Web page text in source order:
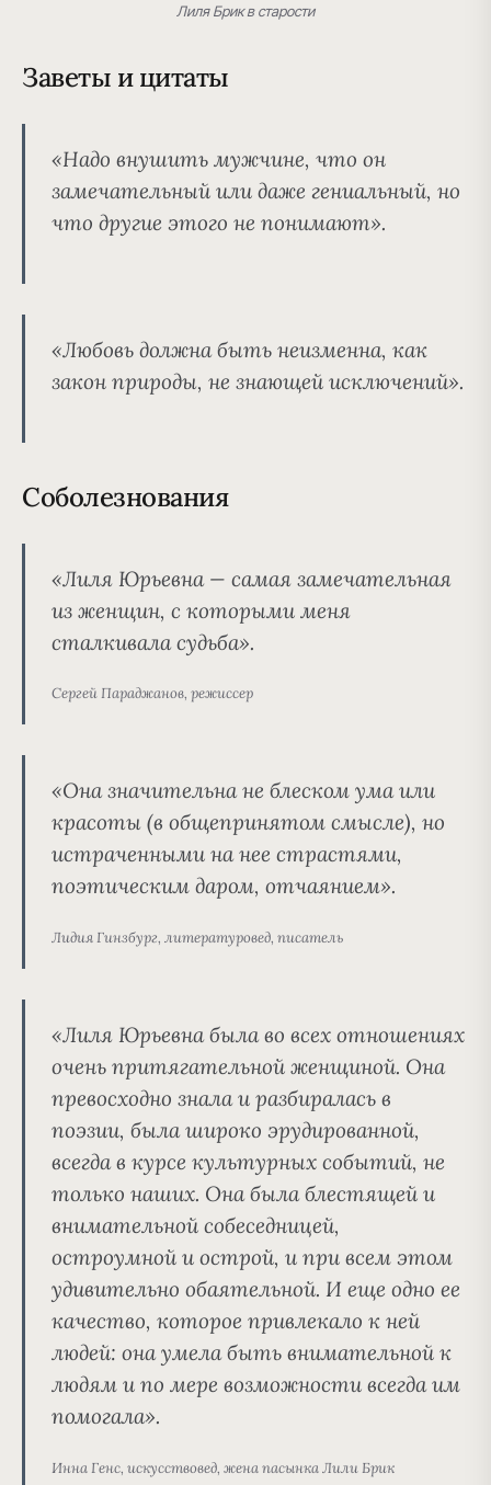
Лиля Брик в старости
Заветы и цитаты
«Надо внушить мужчине, что он
замечательный или даже гениальный, но
что другие этого не понимают».
«Любовь должна быть неизменна, как
закон природы, не знающей исключений».
Cоболезнования
«Лиля Юрьевна — самая замечательная
из женщин, с которыми меня
сталкивала судьба».
Сергей Параджанов, режиссер
«Она значительна не блеском ума или
красоты (в общепринятом смысле), но
истраченными на нее страстями,
поэтическим даром, отчаянием».
Лидия Гинзбург, литературовед, писатель
«Лиля Юрьевна была во всех отношениях
очень притягательной женщиной. Она
превосходно знала и разбиралась в
поэзии, была широко эрудированной,
всегда в курсе культурных событий, не
только наших. Она была блестящей и
внимательной собеседницей,
остроумной и острой, и при всем этом
удивительно обаятельной. И еще одно ее
качество, которое привлекало к ней
людей: она умела быть внимательной к
людям и по мере возможности всегда им
помогала».
Инна Генс, искусствовед, жена пасынка Лили Брик